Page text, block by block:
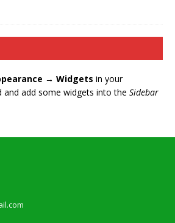
→ Widgets in your
and add some widgets into the Sidebar